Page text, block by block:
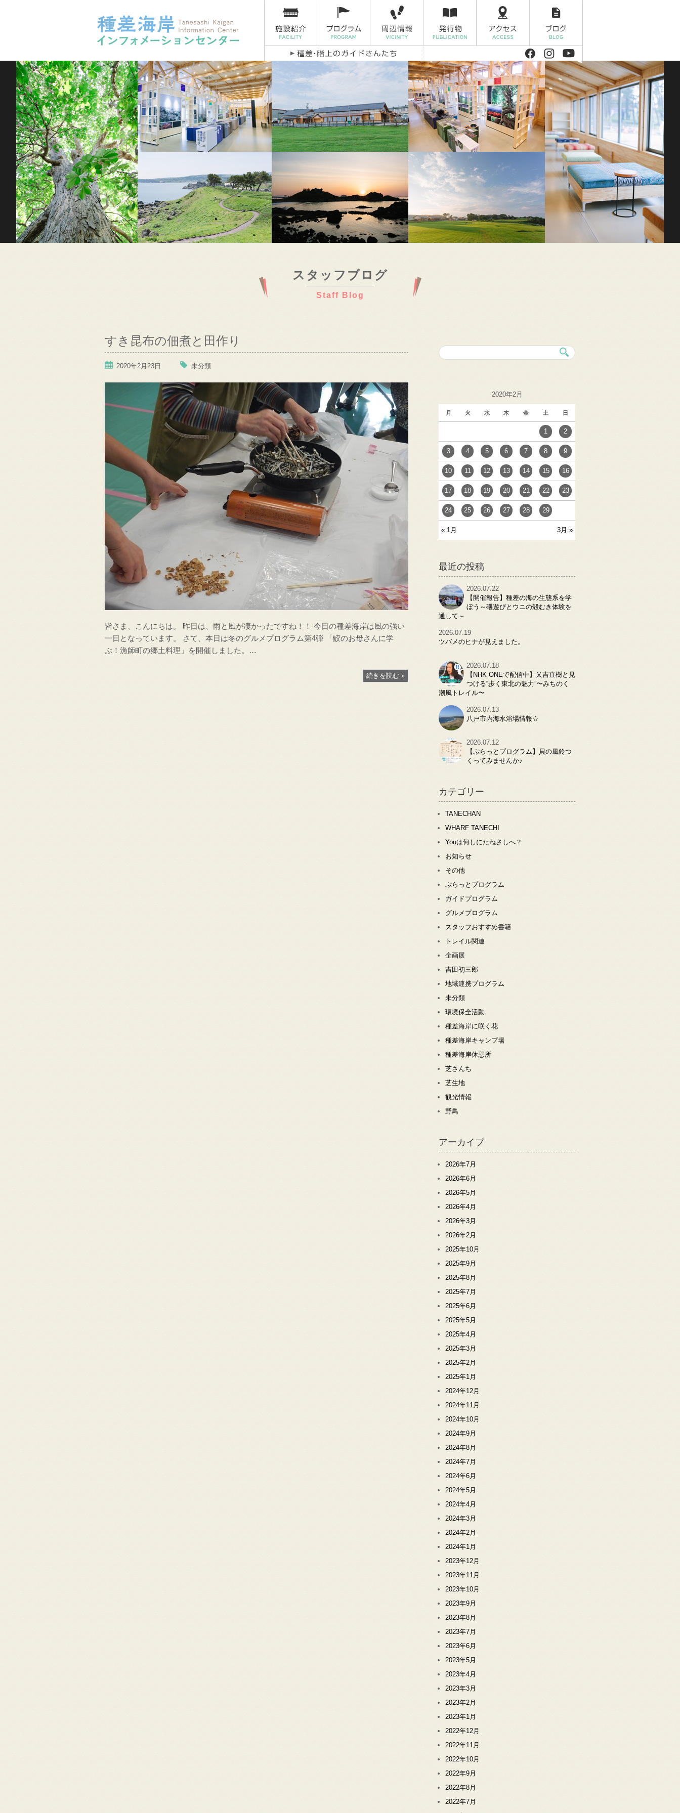
スタッフブログ
Staff Blog
すき昆布の佃煮と田作り
2020年2月23日 未分類
皆さま、こんにちは。 昨日は、雨と風が凄かったですね！！ 今日の種差海岸は風の強い
一日となっています。 さて、本日は冬のグルメプログラム第4弾 「鮫のお母さんに学
ぶ！漁師町の郷土料理」を開催しました。…
続きを読む »
2020年2月
月 火 水 木 金 土 日
« 1月 3月 »
1 2
3 4 5 6 7 8 9
10 11 12 13 14 15 16
17 18 19 20 21 22 23
24 25 26 27 28 29
最近の投稿
2026.07.22
【開催報告】種差の海の生態系を学
ぼう～磯遊びとウニの殻むき体験を
通して～
2026.07.19
ツバメのヒナが見えました。
2026.07.18
【NHK ONEで配信中】又吉直樹と見
つける“歩く東北の魅力”〜みちのく
潮風トレイル〜
2026.07.13
八戸市内海水浴場情報☆
2026.07.12
【ぷらっとプログラム】貝の風鈴つ
くってみませんか♪
カテゴリー
TANECHAN
WHARF TANECHI
Youは何しにたねさしへ？
お知らせ
その他
ぷらっとプログラム
ガイドプログラム
グルメプログラム
スタッフおすすめ書籍
トレイル関連
企画展
吉田初三郎
地域連携プログラム
未分類
環境保全活動
種差海岸に咲く花
種差海岸キャンプ場
種差海岸休憩所
芝さんち
芝生地
観光情報
野鳥
アーカイブ
2026年7月
2026年6月
2026年5月
2026年4月
2026年3月
2026年2月
2025年10月
2025年9月
2025年8月
2025年7月
2025年6月
2025年5月
2025年4月
2025年3月
2025年2月
2025年1月
2024年12月
2024年11月
2024年10月
2024年9月
2024年8月
2024年7月
2024年6月
2024年5月
2024年4月
2024年3月
2024年2月
2024年1月
2023年12月
2023年11月
2023年10月
2023年9月
2023年8月
2023年7月
2023年6月
2023年5月
2023年4月
2023年3月
2023年2月
2023年1月
2022年12月
2022年11月
2022年10月
2022年9月
2022年8月
2022年7月